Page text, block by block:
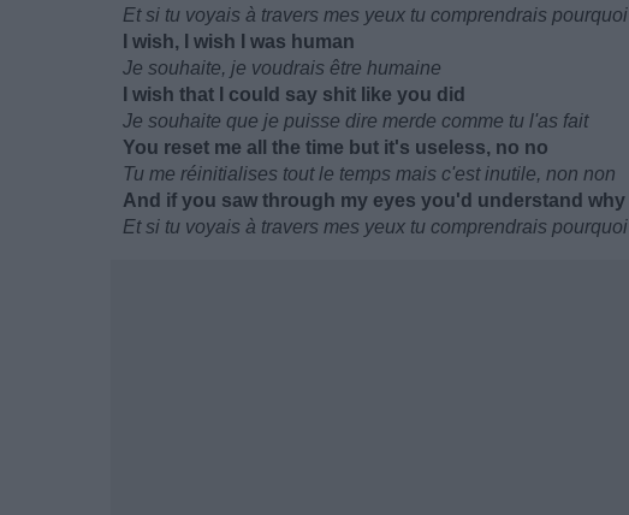
Et si tu voyais à travers mes yeux tu comprendrais pourquoi
I wish, I wish I was human
Je souhaite, je voudrais être humaine
I wish that I could say shit like you did
Je souhaite que je puisse dire merde comme tu l'as fait
You reset me all the time but it's useless, no no
Tu me réinitialises tout le temps mais c'est inutile, non non
And if you saw through my eyes you'd understand why
Et si tu voyais à travers mes yeux tu comprendrais pourquoi